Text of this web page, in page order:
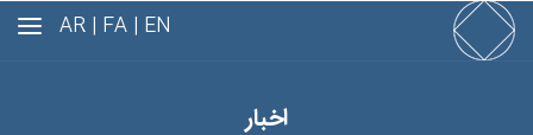
EN |
FA |
AR
اخبار